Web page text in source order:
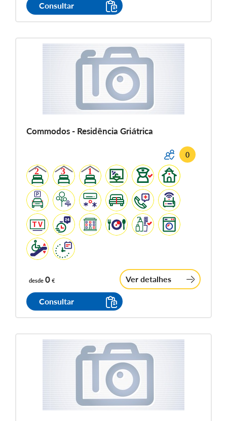
Consultar
Commodos - Residência Griátrica
0
desde 0 € Ver detalhes
Consultar